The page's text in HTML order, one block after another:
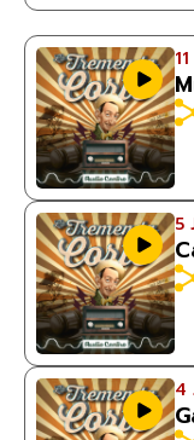
5
4